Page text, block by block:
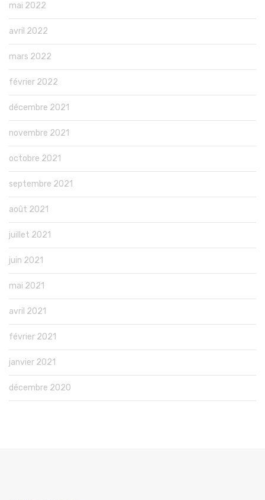
mai 2022
avril 2022
mars 2022
février 2022
décembre 2021
novembre 2021
octobre 2021
septembre 2021
août 2021
juillet 2021
juin 2021
mai 2021
avril 2021
février 2021
janvier 2021
décembre 2020